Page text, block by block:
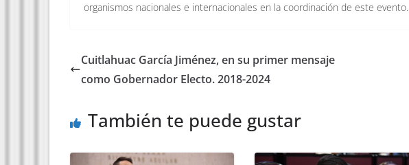
organismos nacionales e internacionales en la coordinación de este evento.
Cuitlahuac García Jiménez, en su primer mensaje
como Gobernador Electo. 2018-2024
También te puede gustar